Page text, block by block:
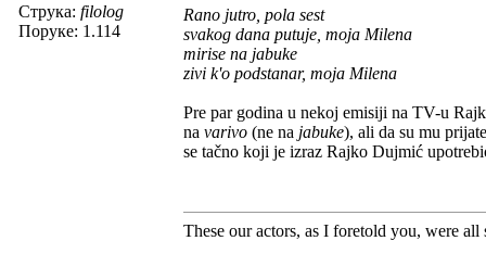
Струка: filolog
Поруке: 1.114
Rano jutro, pola sest
svakog dana putuje, moja Milena
mirise na jabuke
zivi k'o podstanar, moja Milena
Pre par godina u nekoj emisiji na TV-u
na varivo (ne na jabuke), ali da su mu
se tačno koji je izraz Rajko Dujmić
These our actors, as I foretold you, were